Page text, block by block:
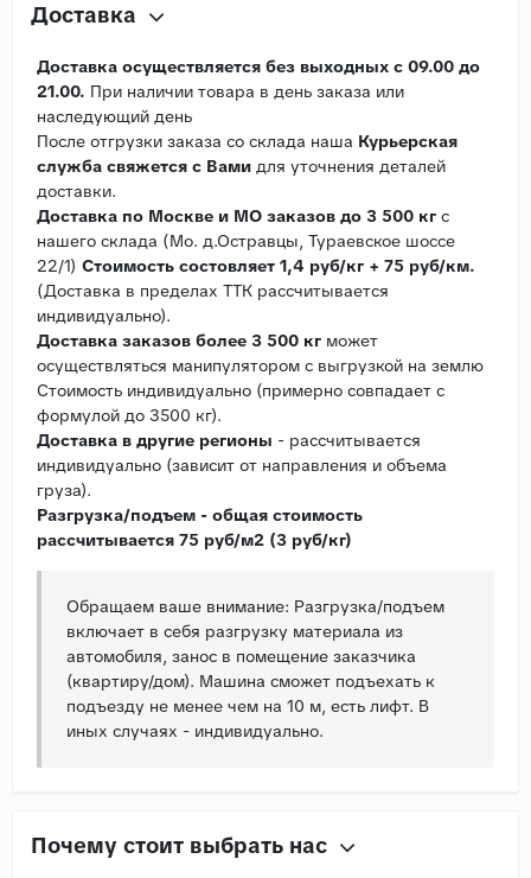
Доставка
Доставка осуществляется без выходных с 09.00 до
21.00. При наличии товара в день заказа или
наследующий день
После отгрузки заказа со склада наша Курьерская
служба свяжется с Вами для уточнения деталей
доставки.
Доставка по Москве и МО заказов до 3 500 кг с
нашего склада (Мо. д.Остравцы, Тураевское шоссе
22/1) Стоимость состовляет 1,4 руб/кг + 75 руб/км.
(Доставка в пределах ТТК рассчитывается
индивидуально).
Доставка заказов более 3 500 кг может
осуществляться манипулятором с выгрузкой на землю
Стоимость индивидуально (примерно совпадает с
формулой до 3500 кг).
Доставка в другие регионы - рассчитывается
индивидуально (зависит от направления и объема
груза).
Разгрузка/подъем - общая стоимость
рассчитывается 75 руб/м2 (3 руб/кг)
Обращаем ваше внимание: Разгрузка/подъем
включает в себя разгрузку материала из
автомобиля, занос в помещение заказчика
(квартиру/дом). Машина сможет подъехать к
подъезду не менее чем на 10 м, есть лифт. В
иных случаях - индивидуально.
Почему стоит выбрать нас